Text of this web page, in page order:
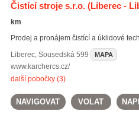
Čistící stroje s.r.o.(Liberec -
km
Prodej a pronájem čistící a úklidové
Liberec, Sousedská 599 MAPA
www.karchercs.cz/
další pobočky (3)
NAVIGOVAT VOLAT